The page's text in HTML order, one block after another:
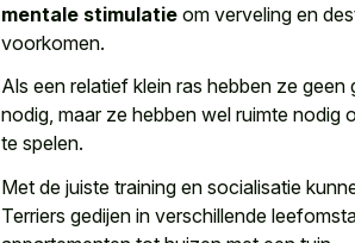
mentale stimulatie om verveling en
voorkomen.
Als een relatief klein ras hebben ze geen
nodig, maar ze hebben wel ruimte nodig
te spelen.
Met de juiste training en socialisatie
Terriers gedijen in verschillende